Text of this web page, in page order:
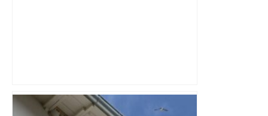
Un homme allongé sur les rails : il